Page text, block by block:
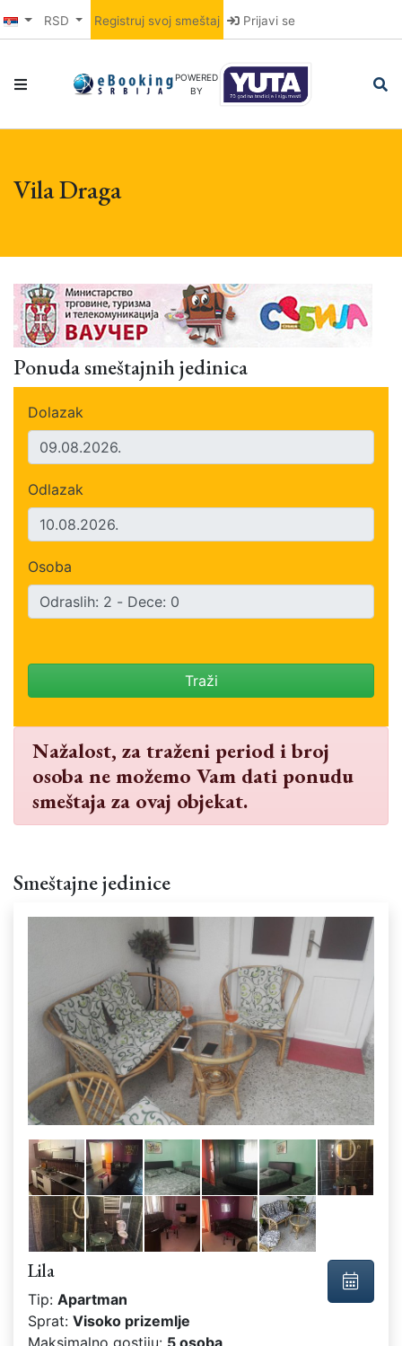
RSD Registruj svoj smeštaj Prijavi se
POWERED
BY
Vila Draga
Ponuda smeštajnih jedinica
Dolazak
Odlazak
Osoba
Traži
Nažalost, za traženi period i broj
osoba ne možemo Vam dati ponudu
smeštaja za ovaj objekat.
Smeštajne jedinice
Lila
Tip: Apartman
Sprat: Visoko prizemlje